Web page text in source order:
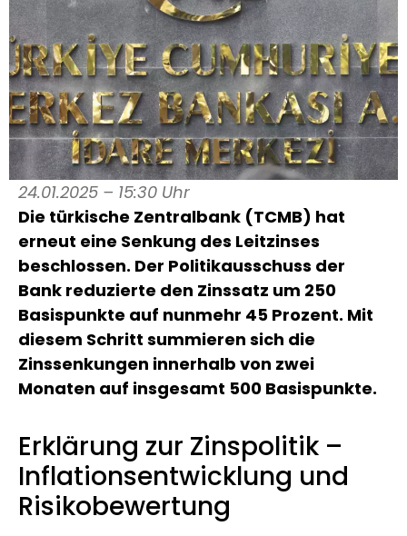
24.01.2025 – 15:30 Uhr
Die türkische Zentralbank (TCMB) hat
erneut eine Senkung des Leitzinses
beschlossen. Der Politikausschuss der
Bank reduzierte den Zinssatz um 250
Basispunkte auf nunmehr 45 Prozent. Mit
diesem Schritt summieren sich die
Zinssenkungen innerhalb von zwei
Monaten auf insgesamt 500 Basispunkte.
Erklärung zur Zinspolitik –
Inflationsentwicklung und
Risikobewertung